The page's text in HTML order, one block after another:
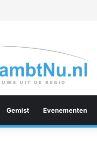
Gemist Evenementen